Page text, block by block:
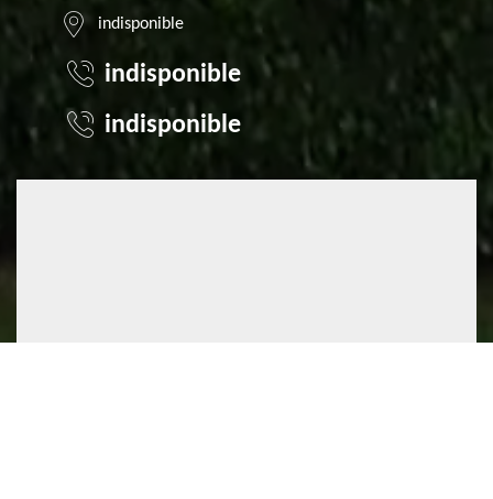
indisponible
indisponible
indisponible